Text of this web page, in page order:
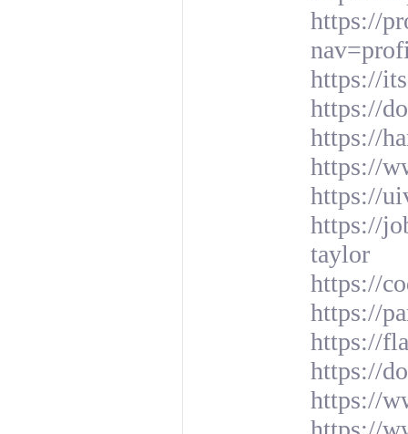
https://
https://
https://
https://
https://
https://
https://
taylor
https://
https://
https://
https://
https://